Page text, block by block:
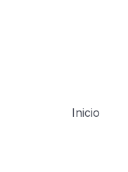
Inicio